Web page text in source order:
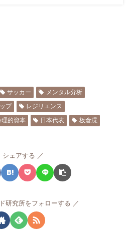
サッカー
メンタル分析
プ
レジリエンス
理的資本 日本代表
板倉滉
シェアする
研究所をフォローする